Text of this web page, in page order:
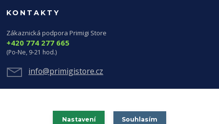
KONTAKTY
Zákaznická podpora Primigi Store
+420 774 277 665
(Po-Ne, 9-21 hod.)
info@primigistore.cz
Nastavení Souhlasím